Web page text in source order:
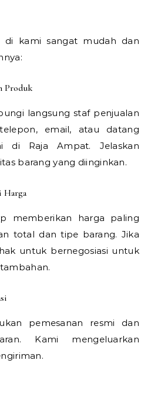
di kami sangat mudah dan
Produk
langsung staf penjualan
email, atau datang
di Raja Ampat. Jelaskan
barang yang diinginkan.
Harga
memberikan harga paling
total dan tipe barang. Jika
untuk bernegosiasi untuk
pemesanan resmi dan
Kami mengeluarkan